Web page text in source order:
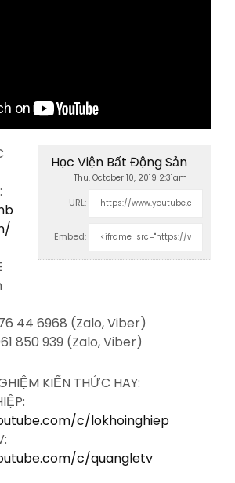
Học Viện Bất Động Sản
Thu, October 10, 2019 2:31am
URL:
Embed:
44 6968 (Zalo, Viber)
850 939 (Zalo, Viber)
KIẾN THỨC HAY:
c/lokhoinghiep
c/quangletv